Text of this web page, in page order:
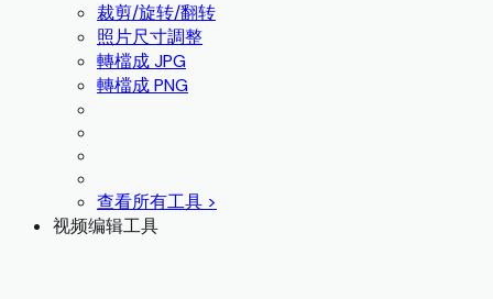
裁剪/旋转/翻转
照片尺寸調整
轉檔成 JPG
轉檔成 PNG
查看所有工具 >
视频编辑工具